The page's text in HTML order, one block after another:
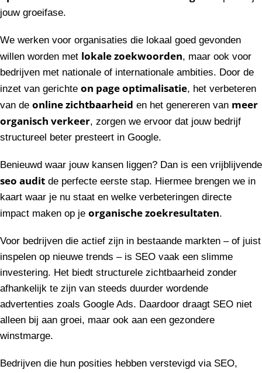
jouw groeifase.
We werken voor organisaties die lokaal goed gevonden
willen worden met lokale zoekwoorden, maar ook voor
bedrijven met nationale of internationale ambities. Door de
inzet van gerichte on page optimalisatie, het verbeteren
van de online zichtbaarheid en het genereren van meer
organisch verkeer, zorgen we ervoor dat jouw bedrijf
structureel beter presteert in Google.
Benieuwd waar jouw kansen liggen? Dan is een vrijblijvende
seo audit de perfecte eerste stap. Hiermee brengen we in
kaart waar je nu staat en welke verbeteringen directe
impact maken op je organische zoekresultaten.
Voor bedrijven die actief zijn in bestaande markten – of juist
inspelen op nieuwe trends – is SEO vaak een slimme
investering. Het biedt structurele zichtbaarheid zonder
afhankelijk te zijn van steeds duurder wordende
advertenties zoals Google Ads. Daardoor draagt SEO niet
alleen bij aan groei, maar ook aan een gezondere
winstmarge.
Bedrijven die hun posities hebben verstevigd via SEO,